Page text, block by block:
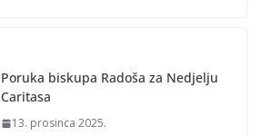
Poruka biskupa Radoša za Nedjelju
Caritasa
13. prosinca 2025.